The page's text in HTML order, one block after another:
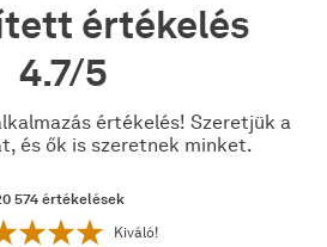
értékelés
4.7/5
értékelés! Szeretjük a
és ők is szeretnek minket.
574 értékelések
Kiváló!